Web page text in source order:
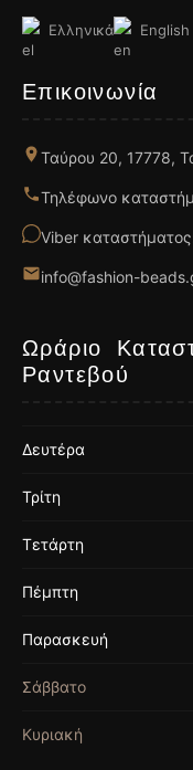
Ελληνικά English
Επικοινωνία
Ταύρου 20, 17778,
Τηλέφωνο
Viber
info@fashion-
Ωράριο
Ραντεβού
Δευτέρα
Τρίτη
Τετάρτη
Πέμπτη
Παρασκευή
Σάββατο
Κυριακή